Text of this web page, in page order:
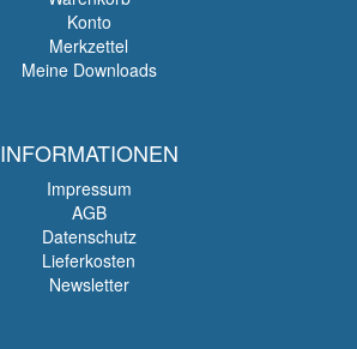
Konto
Merkzettel
Meine Downloads
INFORMATIONEN
Impressum
AGB
Datenschutz
Lieferkosten
Newsletter